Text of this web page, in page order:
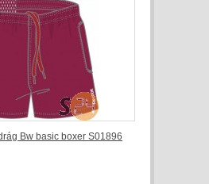
Bw basic boxer S01896